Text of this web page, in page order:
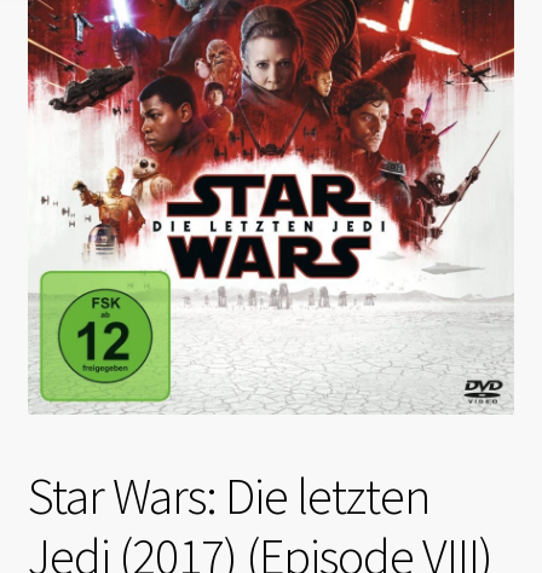
Star Wars: Die letzten
Jedi (2017) (Episode VIII)